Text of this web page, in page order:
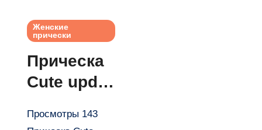
Женские
прически
Прическа
Cute updo
Club
Просмотры 143